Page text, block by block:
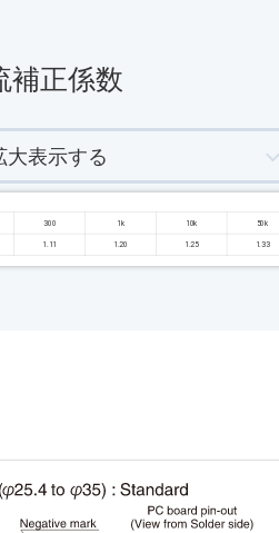
補正係数
大表示する
300 1k 10k 50k
1.11 1.20 1.25 1.33